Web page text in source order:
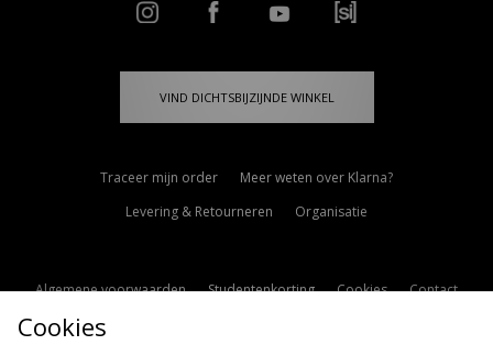
VIND DICHTSBIJZIJNDE WINKEL
Traceer mijn order
Meer weten over Klarna?
Levering & Retourneren
Organisatie
Algemene voorwaarden Studentenkorting Cookies
Contact
Cookie Instellingen
Cookies